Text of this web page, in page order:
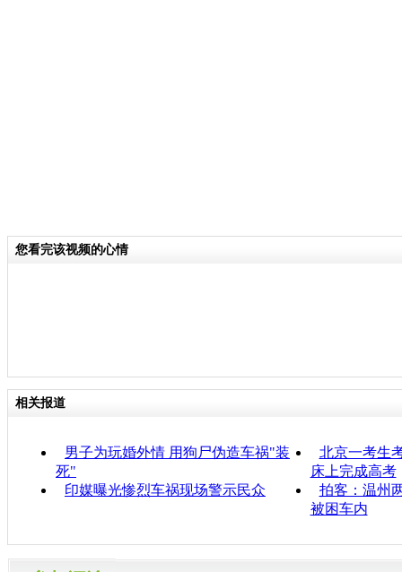
您看完该视频的心情
相关报道
男子为玩婚外情 用狗尸伪造车祸"装
死"
北京一考生
床上完成高考
印媒曝光惨烈车祸现场警示民众
拍客：温州
被困车内